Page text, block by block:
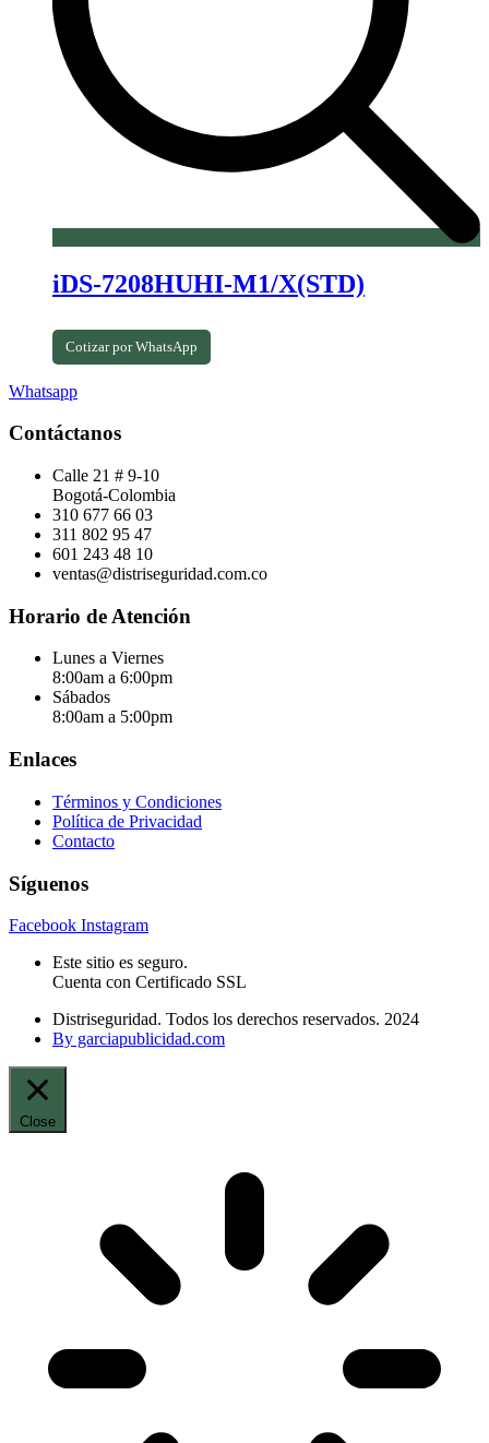
iDS-7208HUHI-M1/X(STD)
Cotizar por WhatsApp
Whatsapp
Contáctanos
Calle 21 # 9-10
Bogotá-Colombia
310 677 66 03
311 802 95 47
601 243 48 10
ventas@distriseguridad.com.co
Horario de Atención
Lunes a Viernes
8:00am a 6:00pm
Sábados
8:00am a 5:00pm
Enlaces
Términos y Condiciones
Política de Privacidad
Contacto
Síguenos
Facebook Instagram
Este sitio es seguro.
Cuenta con Certificado SSL
Distriseguridad. Todos los derechos reservados. 2024
By garciapublicidad.com
Close